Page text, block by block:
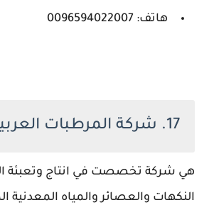
هاتف: 0096594022007
17. شركة المرطبات العربية المحدودة
هي شركة تخصصت في انتاج وتعبئة
النكهات والعصائر والمياه المعدنية